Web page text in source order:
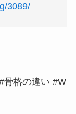
3089/
骨格の違い #W